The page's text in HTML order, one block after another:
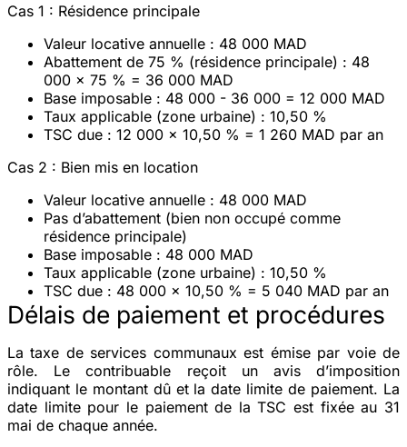
Cas 1 : Résidence principale
Valeur locative annuelle : 48 000 MAD
Abattement de 75 % (résidence principale) : 48
000 x 75 % = 36 000 MAD
Base imposable : 48 000 - 36 000 = 12 000 MAD
Taux applicable (zone urbaine) : 10,50 %
TSC due : 12 000 x 10,50 % = 1 260 MAD par an
Cas 2 : Bien mis en location
Valeur locative annuelle : 48 000 MAD
Pas d’abattement (bien non occupé comme
résidence principale)
Base imposable : 48 000 MAD
Taux applicable (zone urbaine) : 10,50 %
TSC due : 48 000 x 10,50 % = 5 040 MAD par an
Délais de paiement et procédures
La taxe de services communaux est émise par voie de
rôle. Le contribuable reçoit un avis d’imposition
indiquant le montant dû et la date limite de paiement. La
date limite pour le paiement de la TSC est fixée au 31
mai de chaque année.